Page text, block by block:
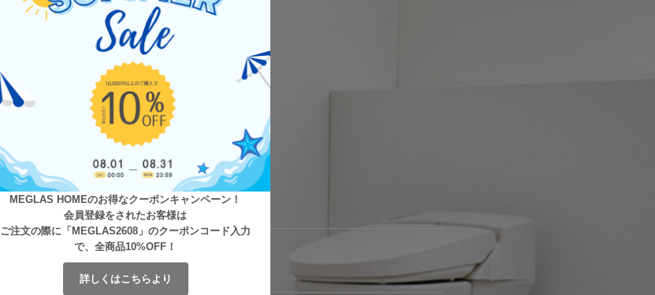
MEGLAS HOMEのお得なクーポンキャンペーン！
会員登録をされたお客様は
ご注文の際に「MEGLAS2608」のクーポンコード入力
で、全商品10%OFF！
詳しくはこちらより